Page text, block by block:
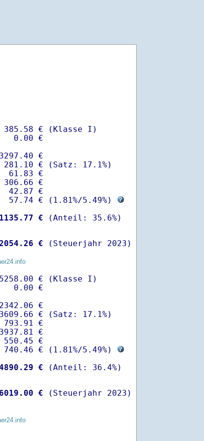
€ (Klasse I)
0.00 €
€
281.10 € (Satz: 17.1%)
61.83 €
€
42.87 €
€ ( 1.81%/5.49%)
€
€ (Steuerjahr 2023)
€ (Klasse I)
0.00 €
€
€ (Satz: 17.1%)
€
€
€
€ ( 1.81%/5.49%)
€
€ (Steuerjahr 2023)